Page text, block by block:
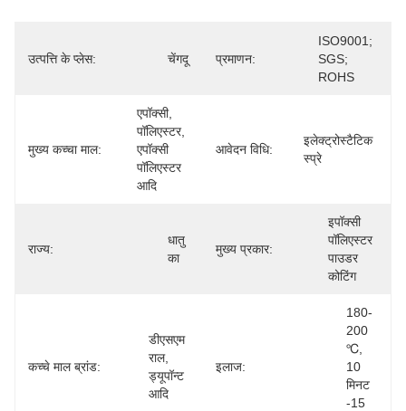
उत्पत्ति के प्लेस: चेंगदू प्रमाणन:
ISO9001;
SGS;
ROHS
मुख्य कच्चा माल:
एपॉक्सी,
पॉलिएस्टर,
एपॉक्सी
पॉलिएस्टर
आदि
आवेदन विधि:
इलेक्ट्रोस्टैटिक
स्प्रे
राज्य:
धातु
का
मुख्य प्रकार:
इपॉक्सी
पॉलिएस्टर
पाउडर
कोटिंग
कच्चे माल ब्रांड:
डीएसएम
राल,
ड्यूपॉन्ट
आदि
इलाज:
180-
200
℃,
10
मिनट
-15